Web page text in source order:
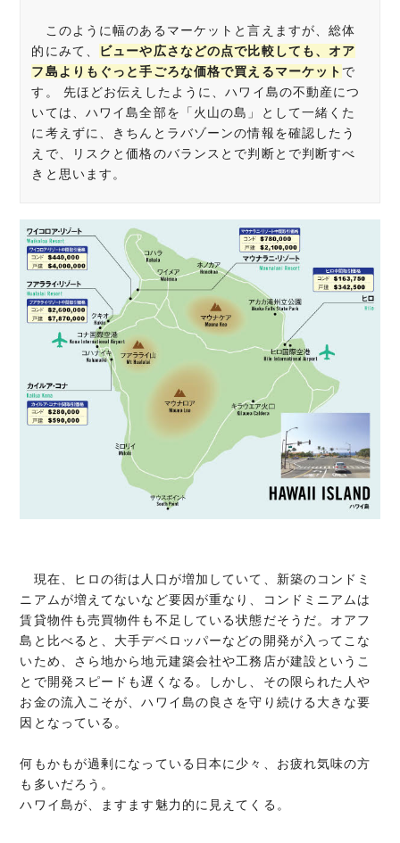
このように幅のあるマーケットと言えますが、総体
的にみて、
ビューや広さなどの点で比較しても、オア
フ島よりもぐっと手ごろな価格で買えるマーケット で
す。 先ほどお伝えしたように、ハワイ島の不動産につ
いては、ハワイ島全部を「火山の島」として一緒くた
に考えずに、きちんとラバゾーンの情報を確認したう
えで、リスクと価格のバランスとで判断とで判断すべ
きと思います。
現在、ヒロの街は人口が増加していて、新築のコンドミ
ニアムが増えてないなど要因が重なり、コンドミニアムは
賃貸物件も売買物件も不足している状態だそうだ。オアフ
島と比べると、大手デベロッパーなどの開発が入ってこな
いため、さら地から地元建築会社や工務店が建設というこ
とで開発スピードも遅くなる。しかし、その限られた人や
お金の流入こそが、ハワイ島の良さを守り続ける大きな要
因となっている。
何もかもが過剰になっている日本に少々、お疲れ気味の方
も多いだろう。
ハワイ島が、ますます魅力的に見えてくる。